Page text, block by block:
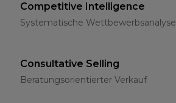
Competitive Intelligence
Systematische Wettbewerbsanalyse
Consultative Selling
Beratungsorientierter Verkauf